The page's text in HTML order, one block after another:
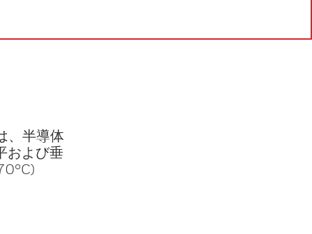
、半導体
および垂